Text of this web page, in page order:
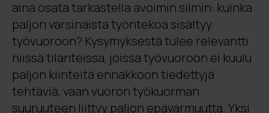
aina osata tarkastella avoimin silmin: kuinka
paljon varsinaista työntekoa sisältyy
työvuoroon? Kysymyksestä tulee relevantti
niissä tilanteissa, joissa työvuoroon ei kuulu
paljon kiinteitä ennakkoon tiedettyjä
tehtäviä, vaan vuoron työkuorman
suuruuteen liittyy paljon epävarmuutta. Yksi